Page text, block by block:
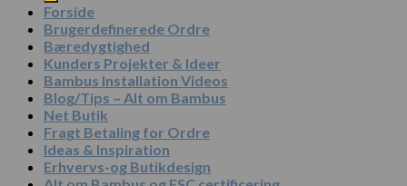
Forside
Brugerdefinerede Ordre
Bæredygtighed
Kunders Projekter & Ideer
Bambus Installation Videos
Blog/Tips – Alt om Bambus
Net Butik
Fragt Betaling for Ordre
Ideas & Inspiration
Erhvervs-og Butikdesign